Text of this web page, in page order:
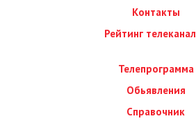
Контакты
Рейтинг
Телепрограмма
Обьявления
Справочник